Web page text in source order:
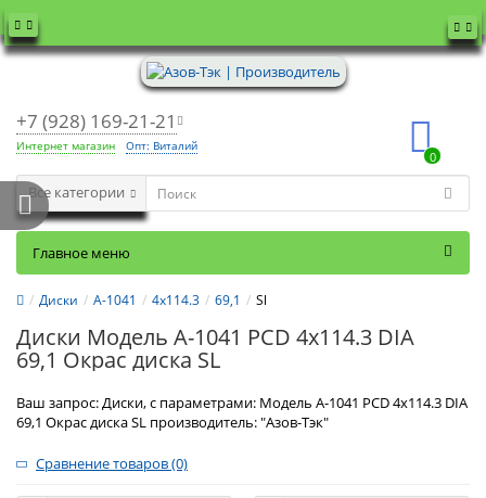
+7 (928) 169-21-21
Интернет магазин Опт: Виталий
0
Все категории
Главное меню
Диски А-1041 4x114.3 69,1 Sl
Диски Модель А-1041 PCD 4x114.3 DIA
69,1 Окрас диска SL
Ваш запрос: Диски, с параметрами: Модель А-1041 PCD 4x114.3 DIA
69,1 Окрас диска SL производитель: "Азов-Тэк"
Сравнение товаров (0)